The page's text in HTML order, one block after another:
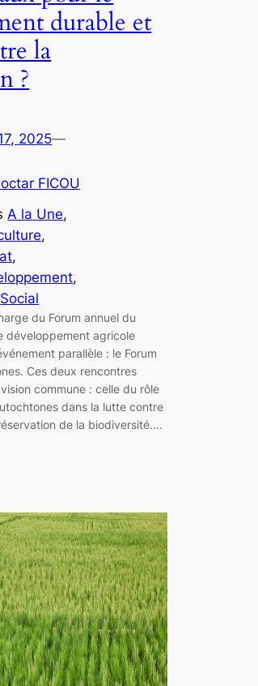
durable et
la
?
2025—
FICOU
A la Une
Social
du Forum annuel du
développement agricole
parallèle : le Forum
Ces deux rencontres
commune : celle du rôle
dans la lutte contre
de la biodiversité.…